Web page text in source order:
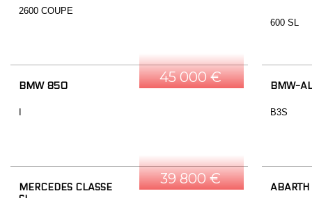
2600 COUPE
600 SL
45 000 €
BMW 850 BMW-
B3S
39 800 €
MERCEDES CLASSE